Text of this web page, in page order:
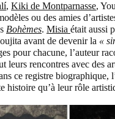
, Kiki de Montparnasse,
ou des amies
Bohèmes. Misia était aussi
avant de devenir la «
pour chacune, l’auteur
leurs rencontres avec des
ce registre biographique,
histoire qu’à leur rôle